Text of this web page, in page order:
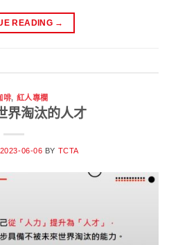
READING →
啡, 紅人專欄
界淘汰的人才
2023-06-06 BY TCTA